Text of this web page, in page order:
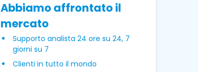
Abbiamo affrontato il
mercato
Supporto analista 24 ore su 24, 7
giorni su 7
Clienti in tutto il mondo